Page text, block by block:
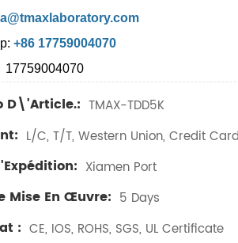
+86 17759004070
17759004070
D\'article.: TMAX-TDD5K
L/C, T/T, Western Union, Credit
Xiamen Port
Mise En Œuvre: 5 Days
: CE, IOS, ROHS, SGS, UL Certificate